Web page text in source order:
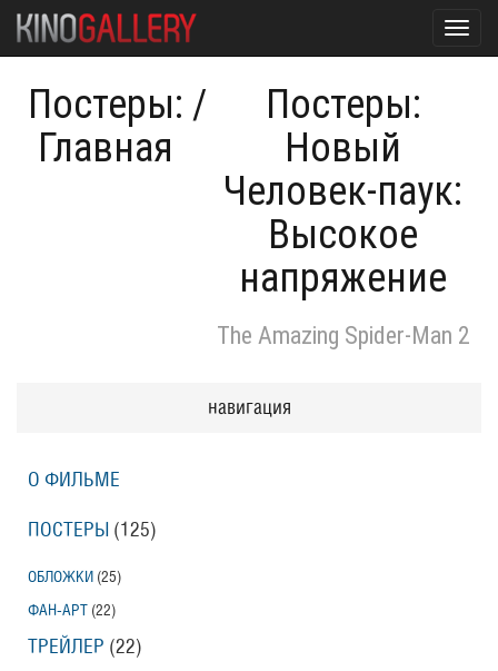
Постеры:
Главная
/
Постеры:
Новый
Человек-паук:
Высокое
напряжение
The Amazing Spider-Man 2
навигация
О ФИЛЬМЕ
ПОСТЕРЫ (125)
ОБЛОЖКИ (25)
ФАН-АРТ (22)
ТРЕЙЛЕР (22)